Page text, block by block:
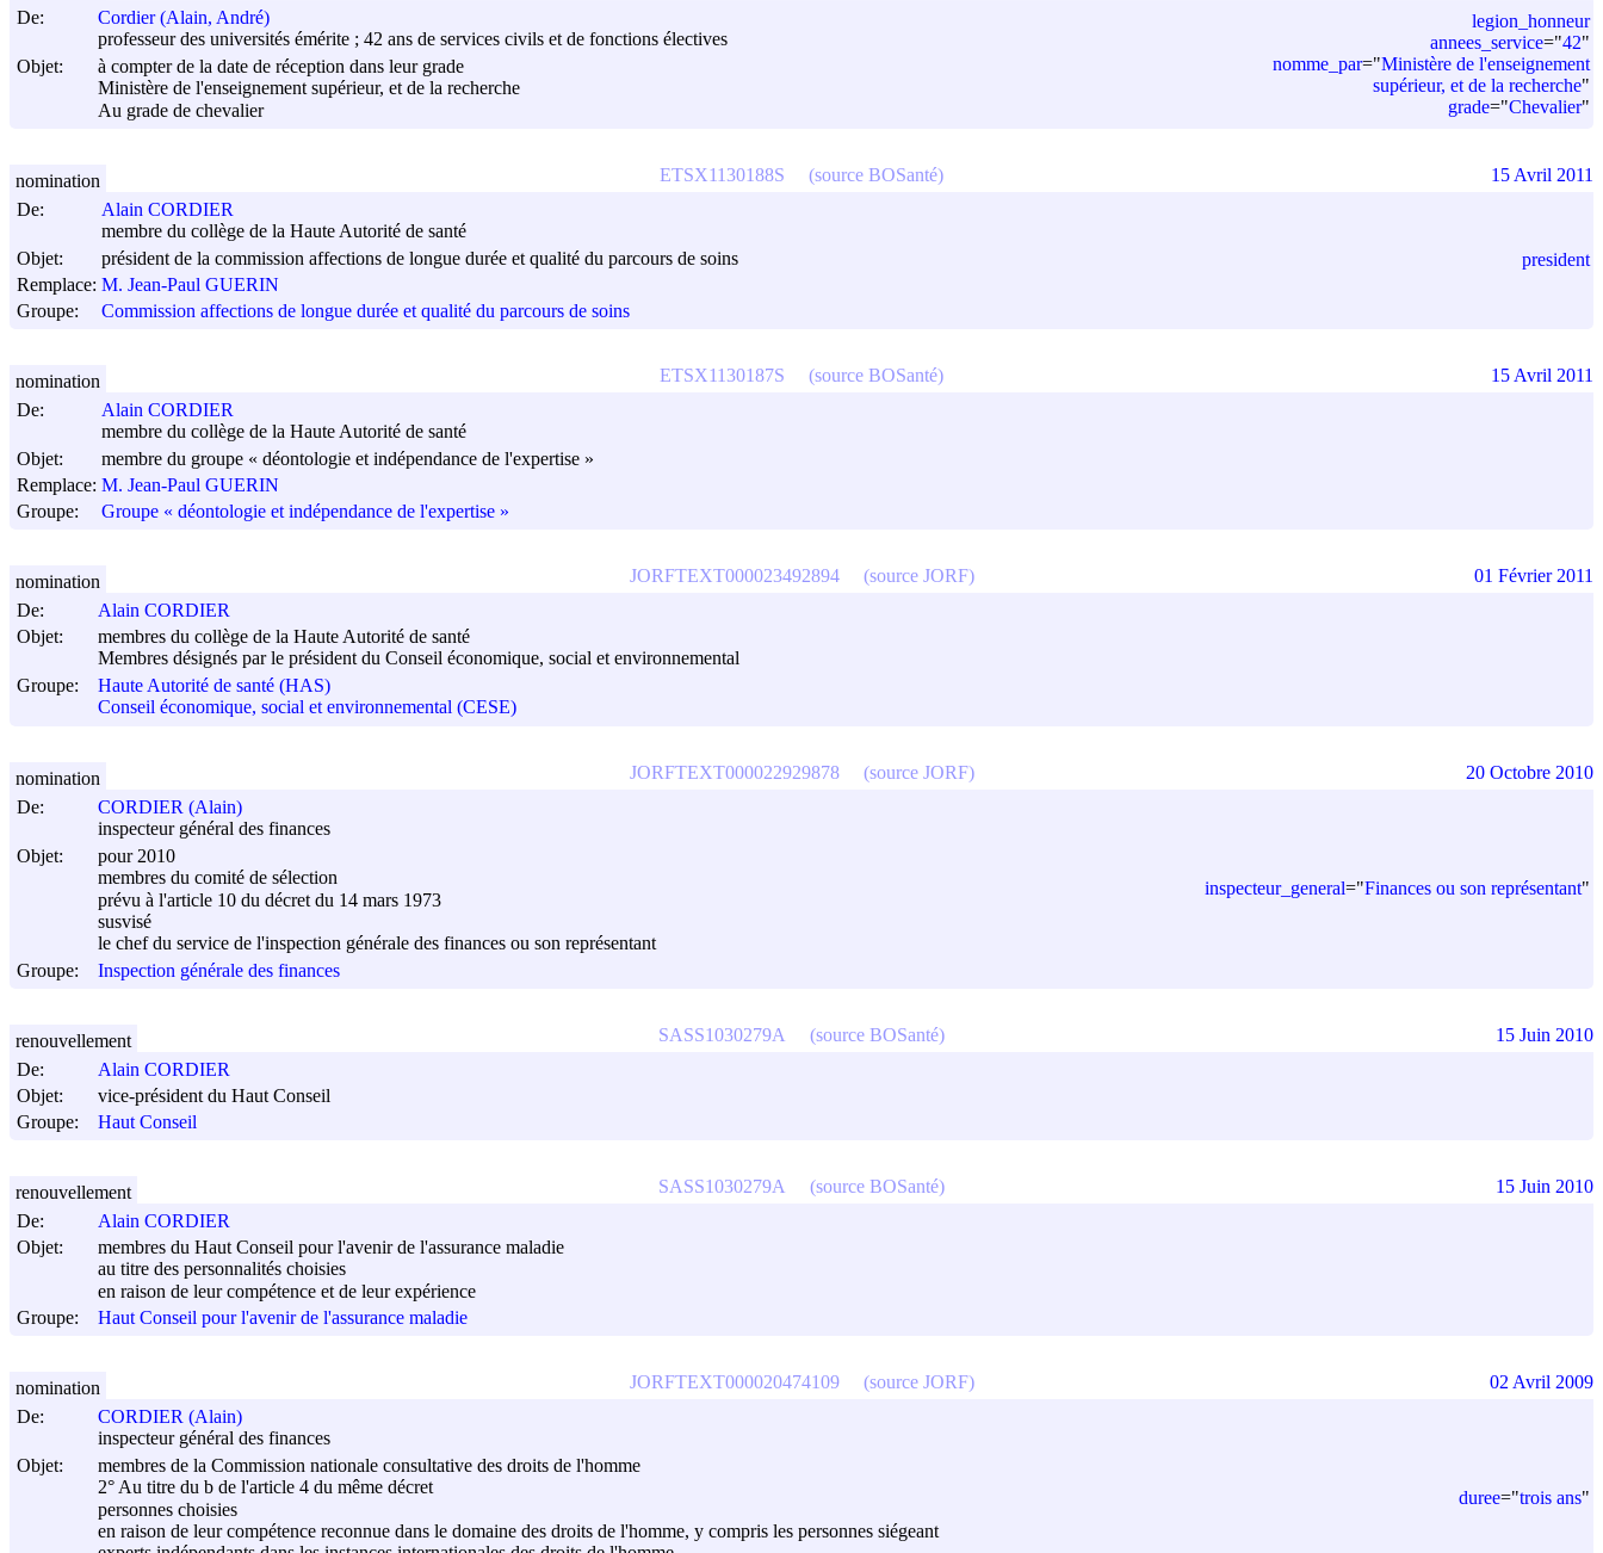
De:
Cordier (Alain, André)
professeur des universités émérite ; 42 ans de services civils et de fonctions électives
Objet:
à compter de la date de réception dans leur grade
Ministère de l'enseignement supérieur, et de la recherche
Au grade de chevalier
legion_honneur
annees_service="42"
nomme_par="Ministère de l'enseignement
supérieur, et de la recherche"
grade="Chevalier"
De:
Alain CORDIER
membre du collège de la Haute Autorité de santé
Objet:
président de la commission affections de longue durée et qualité du parcours de soins
Remplace: M. Jean-Paul GUERIN
Groupe:
Commission affections de longue durée et qualité du parcours de soins
president
ETSX1130188S (source BOSanté)
nomination 15 Avril 2011
De:
Alain CORDIER
membre du collège de la Haute Autorité de santé
Objet:
membre du groupe « déontologie et indépendance de l'expertise »
Remplace: M. Jean-Paul GUERIN
Groupe:
Groupe « déontologie et indépendance de l'expertise »
ETSX1130187S (source BOSanté)
nomination 15 Avril 2011
De:
Alain CORDIER
Objet:
membres du collège de la Haute Autorité de santé
Membres désignés par le président du Conseil économique, social et environnemental
Groupe:
Haute Autorité de santé (HAS)
Conseil économique, social et environnemental (CESE)
JORFTEXT000023492894 (source JORF)
nomination 01 Février 2011
De:
CORDIER (Alain)
inspecteur général des finances
Objet:
pour 2010
membres du comité de sélection
prévu à l'article 10 du décret du 14 mars 1973
susvisé
le chef du service de l'inspection générale des finances ou son représentant
Groupe:
Inspection générale des finances
inspecteur_general="Finances ou son représentant"
JORFTEXT000022929878 (source JORF)
nomination 20 Octobre 2010
De:
Alain CORDIER
Objet:
vice-président du Haut Conseil
Groupe:
Haut Conseil
SASS1030279A (source BOSanté)
renouvellement 15 Juin 2010
De:
Alain CORDIER
Objet:
membres du Haut Conseil pour l'avenir de l'assurance maladie
au titre des personnalités choisies
en raison de leur compétence et de leur expérience
Groupe:
Haut Conseil pour l'avenir de l'assurance maladie
SASS1030279A (source BOSanté)
renouvellement 15 Juin 2010
De:
CORDIER (Alain)
inspecteur général des finances
Objet:
membres de la Commission nationale consultative des droits de l'homme
2° Au titre du b de l'article 4 du même décret
personnes choisies
en raison de leur compétence reconnue dans le domaine des droits de l'homme, y compris les personnes siégeant
duree="trois ans"
JORFTEXT000020474109 (source JORF)
nomination 02 Avril 2009